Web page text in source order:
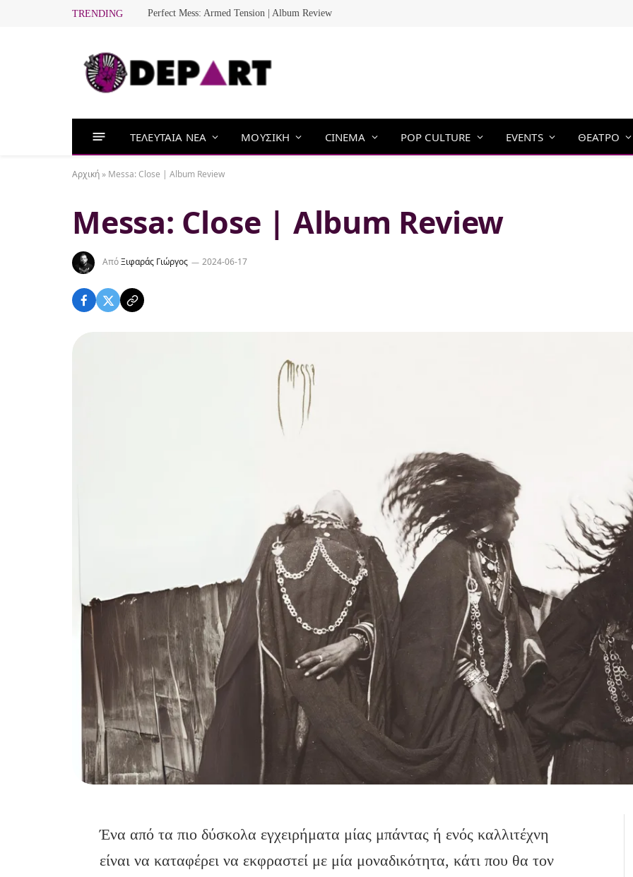
TRENDING Perfect Mess: Armed Tension | Album Review
ΤΕΛΕΥΤΑΙΑ ΝΕΑ ΜΟΥΣΙΚΗ CINEMA POP CULTURE EVENTS ΘΕΑΤΡΟ
Αρχική » Messa: Close | Album Review
Messa: Close | Album Review
ΑπόΞιφαράς Γιώργος 2024-06-17
Ένα από τα πιο δύσκολα εγχειρήματα μίας μπάντας ή ενός καλλιτέχνη
είναι να καταφέρει να εκφραστεί με μία μοναδικότητα, κάτι που θα τον